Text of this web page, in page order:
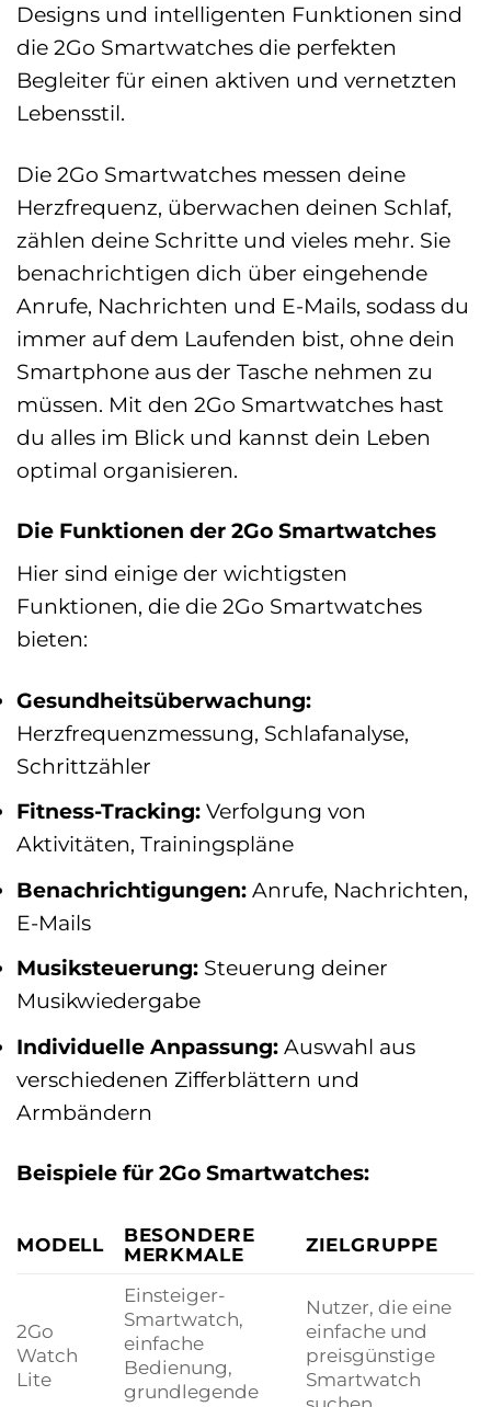
Designs und intelligenten Funktionen sind
die 2Go Smartwatches die perfekten
Begleiter für einen aktiven und vernetzten
Lebensstil.
Die 2Go Smartwatches messen deine
Herzfrequenz, überwachen deinen Schlaf,
zählen deine Schritte und vieles mehr. Sie
benachrichtigen dich über eingehende
Anrufe, Nachrichten und E-Mails, sodass du
immer auf dem Laufenden bist, ohne dein
Smartphone aus der Tasche nehmen zu
müssen. Mit den 2Go Smartwatches hast
du alles im Blick und kannst dein Leben
optimal organisieren.
Die Funktionen der 2Go Smartwatches
Hier sind einige der wichtigsten
Funktionen, die die 2Go Smartwatches
bieten:
Gesundheitsüberwachung:
Herzfrequenzmessung, Schlafanalyse,
Schrittzähler
Fitness-Tracking: Verfolgung von
Aktivitäten, Trainingspläne
Benachrichtigungen: Anrufe, Nachrichten,
E-Mails
Musiksteuerung: Steuerung deiner
Musikwiedergabe
Individuelle Anpassung: Auswahl aus
verschiedenen Zifferblättern und
Armbändern
Beispiele für 2Go Smartwatches:
MODELL
BESONDERE
MERKMALE
ZIELGRUPPE
2Go
Watch
Lite
Einsteiger-
Smartwatch,
einfache
Bedienung,
grundlegende
Nutzer, die eine
einfache und
preisgünstige
Smartwatch